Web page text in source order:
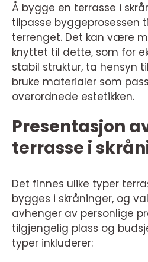
Å bygge en terrasse i
tilpasse byggeprosessen
terrenget. Det kan være
knyttet til dette, som for
stabil struktur, ta hensyn
bruke materialer som
overordnede estetikken.
Presentasjon
terrasse i
Det finnes ulike typer
bygges i skråninger, og
avhenger av personlige
tilgjengelig plass og
typer inkluderer: